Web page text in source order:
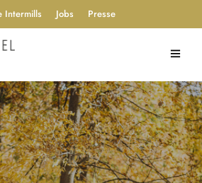
Intermills Jobs Presse